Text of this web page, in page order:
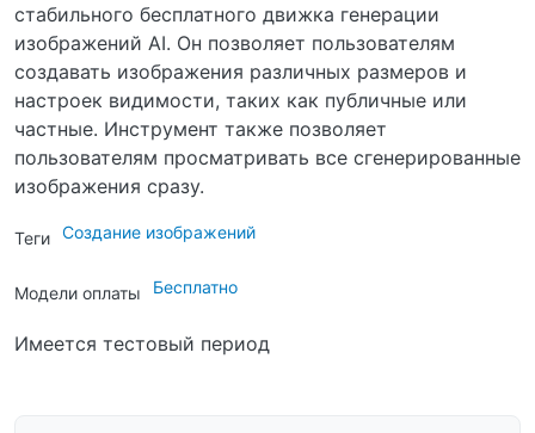
стабильного бесплатного движка генерации
изображений AI. Он позволяет пользователям
создавать изображения различных размеров и
настроек видимости, таких как публичные или
частные. Инструмент также позволяет
пользователям просматривать все сгенерированные
изображения сразу.
Теги Создание изображений
Модели оплаты Бесплатно
Имеется тестовый период